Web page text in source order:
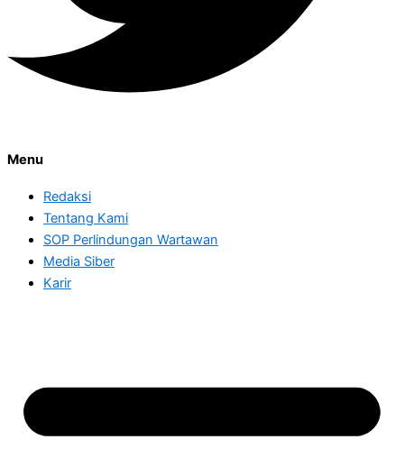
Menu
Redaksi
Tentang Kami
SOP Perlindungan Wartawan
Media Siber
Karir